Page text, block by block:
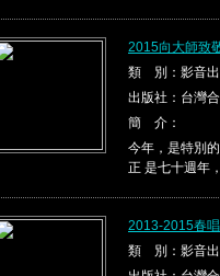
2015向大師致
類 別：影音
出版社：台灣
簡 介：
今年，是特別
正 是七十週年
2013-2015春
類 別：影音